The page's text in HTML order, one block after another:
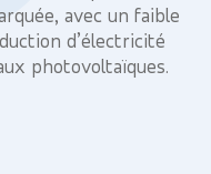
avec un faible
d’électricité
photovoltaïques.